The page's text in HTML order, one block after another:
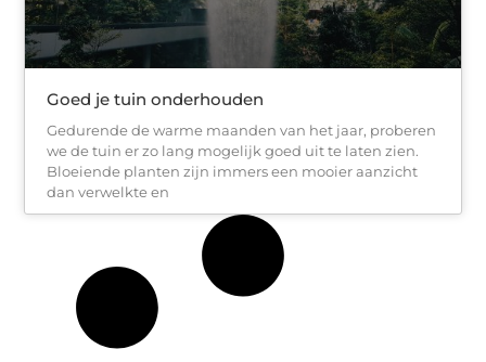
Goed je tuin onderhouden
Gedurende de warme maanden van het jaar, proberen
we de tuin er zo lang mogelijk goed uit te laten zien.
Bloeiende planten zijn immers een mooier aanzicht
dan verwelkte en